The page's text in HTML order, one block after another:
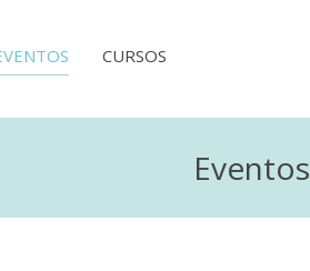
CURSOS
Eventos